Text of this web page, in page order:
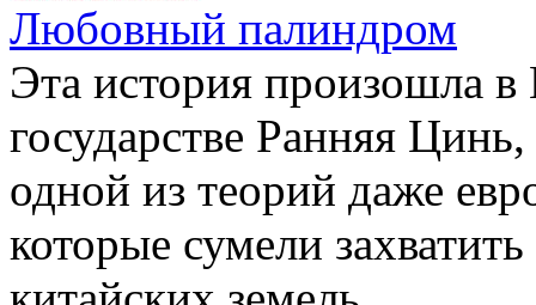
Любовный палиндром
Эта история произошла в
государстве Ранняя
одной из теорий даже
которые сумели